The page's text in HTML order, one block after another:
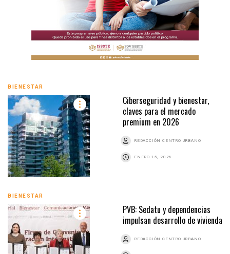
BIENESTAR
Ciberseguridad y bienestar,
claves para el mercado
premium en 2026
REDACCIÓN CENTRO URBANO
ENERO 15, 2026
BIENESTAR
PVB: Sedatu y dependencias
impulsan desarrollo de vivienda
REDACCIÓN CENTRO URBANO